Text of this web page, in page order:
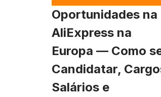
Oportunidades na
AliExpress na
Europa — Como
Candidatar,
Salários e